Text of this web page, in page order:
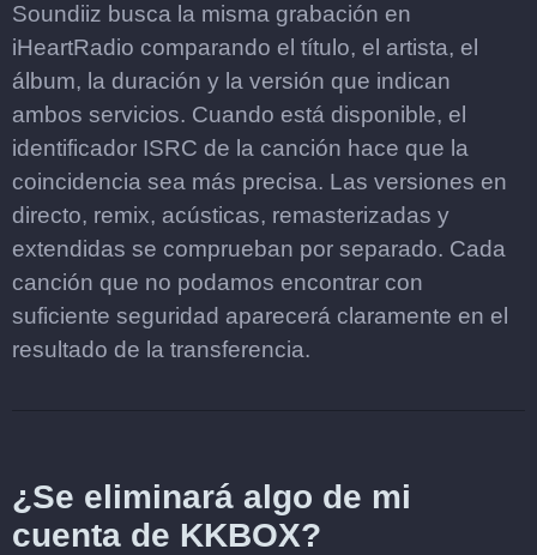
Soundiiz busca la misma grabación en
iHeartRadio comparando el título, el artista, el
álbum, la duración y la versión que indican
ambos servicios. Cuando está disponible, el
identificador ISRC de la canción hace que la
coincidencia sea más precisa. Las versiones en
directo, remix, acústicas, remasterizadas y
extendidas se comprueban por separado. Cada
canción que no podamos encontrar con
suficiente seguridad aparecerá claramente en el
resultado de la transferencia.
¿Se eliminará algo de mi
cuenta de KKBOX?